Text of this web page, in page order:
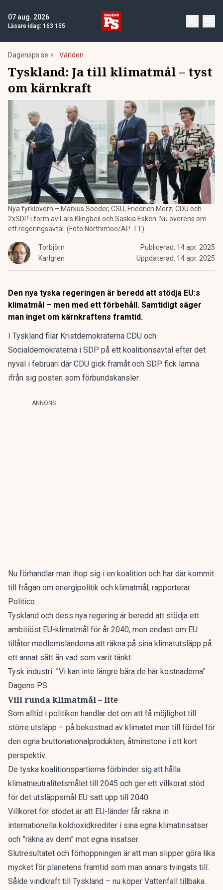
07 aug. 2026
Läsare idag: 163 155
Dagensps.se Världen
Tyskland: Ja till klimatmål – tyst
om kärnkraft
Nya fyrklövern – Markus Soeder, CSU, Friedrich Merz, CDU och
2xSDP i form av Lars Klingbeil och Saskia Esken. Nu överens om
ett regeringsavtal. (Foto:Northimoo/AP-TT)
Torbjörn
Karlgren
Publicerad: 14 apr. 2025
Uppdaterad: 14 apr. 2025
Den nya tyska regeringen är beredd att stödja EU:s
klimatmål – men med ett förbehåll. Samtidigt säger
man inget om kärnkraftens framtid.
I Tyskland filar Kristdemokraterna CDU och
Socialdemokraterna i SDP på ett koalitionsavtal efter det
nyval i februari där CDU gick framåt och SDP fick lämna
ifrån sig posten som förbundskansler.
ANNONS
Nu förhandlar man ihop sig i en koalition och har där kommit
till frågan om energipolitik och klimatmål, rapporterar
Politico.
Tyskland och dess nya regering är beredd att stödja ett
ambitiöst EU-klimatmål för år 2040, men endast om EU
tillåter medlemsländerna att räkna på sina klimatutsläpp på
ett annat sätt än vad som varit tänkt.
Tysk industri: ”Vi kan inte längre bära de här kostnaderna”.
Dagens PS
Vill runda klimatmål – lite
Som alltid i politiken handlar det om att få möjlighet till
större utsläpp – på bekostnad av klimatet men till fördel för
den egna bruttonationalprodukten, åtminstone i ett kort
perspektiv.
De tyska koalitionspartierna förbinder sig att hålla
klimatneutralitetsmålet till 2045 och ger ett villkorat stöd
för det utsläppsmål EU satt upp till 2040.
Villkoret för stödet är att EU-länder får räkna in
internationella koldioxidkrediter i sina egna klimatinsatser
och ”räkna av dem” mot egna insatser.
Slutresultatet och förhoppningen är att man slipper göra lika
mycket för planetens framtid som man annars tvingats till.
Sålde vindkraft till Tyskland – nu köper Vattenfall tillbaka.